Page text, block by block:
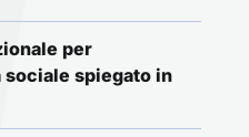
per
sociale spiegato in